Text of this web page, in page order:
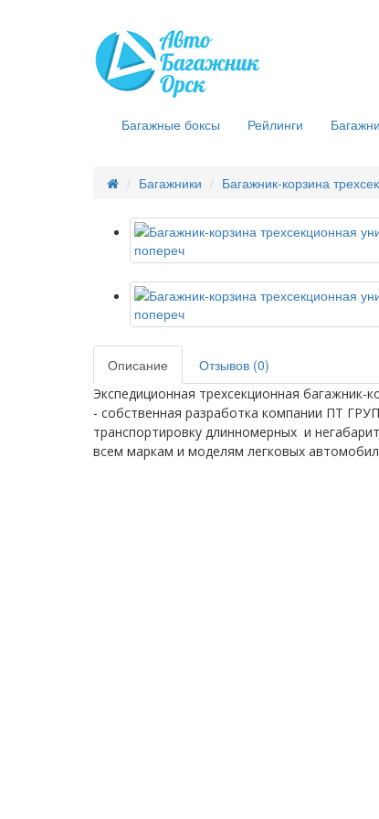
Багажные боксы Рейлинги
Багажники Багажник-корзина
Описание Отзывов (0)
Экспедиционная трехсекционная
- собственная разработка компании ПТ
транспортировку длинномерных и
всем маркам и моделям легковых